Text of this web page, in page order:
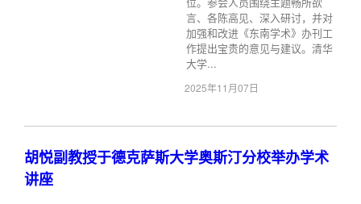
言、各陈高见、深入研讨，并对
加强和改进《东南学术》办刊工
作提出宝贵的意见与建议。清华
大学...
2025年11月07日
胡悦副教授于德克萨斯大学奥斯汀分校举办学术
讲座